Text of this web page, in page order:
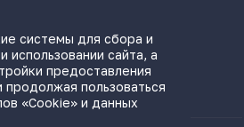
системы для сбора и
использовании сайта, а
предоставления
пользоваться
«Cookie» и данных